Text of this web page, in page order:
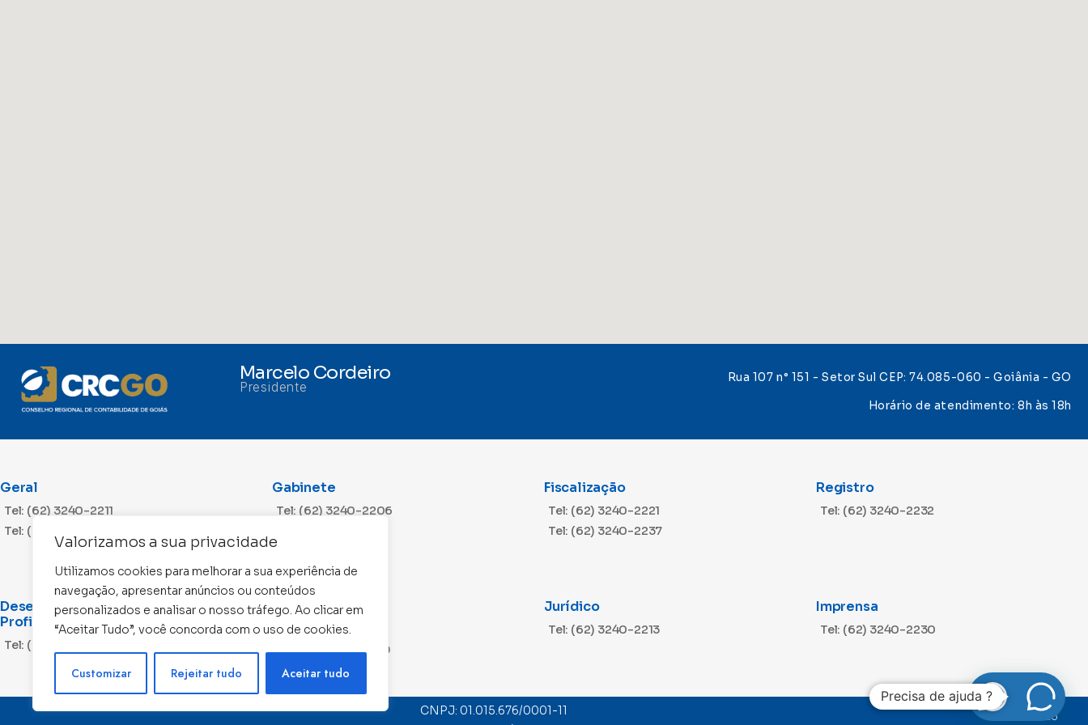
Valorizamos a sua privacidade
Utilizamos cookies para melhorar a sua experiência de
navegação, apresentar anúncios ou conteúdos
personalizados e analisar o nosso tráfego. Ao clicar em
“Aceitar Tudo”, você concorda com o uso de cookies.
Customizar Rejeitar tudo Aceitar tudo
Marcelo Cordeiro
Presidente
Rua 107 n° 151 - Setor Sul CEP: 74.085-060 - Goiânia - GO
Horário de atendimento: 8h às 18h
Geral
Tel: (62) 3240-2211
Tel: (62) 3240-2212
Gabinete
Tel: (62) 3240-2206
Fiscalização
Tel: (62) 3240-2221
Tel: (62) 3240-2237
Registro
Tel: (62) 3240-2232
Desenvolvimento
Profissional
Tel: (62) 3240-2203
Cobrança
Tel: (62) 3240-2216
Tel: (62) 3240-2229
Jurídico
Tel: (62) 3240-2213
Imprensa
Tel: (62) 3240-2230
CNPJ: 01.015.676/0001-11
Desenvolvido
Precisa de ajuda ?